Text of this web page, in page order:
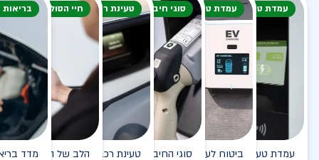
עמדת טעינה
עמדת טעינה - הסוף של
עמדת טעינה
ביטוח לעמדת טעינה ביתית
סוגי חיבור
סוגי החיבורים לטעינת רכב
טעינת רכב חשמלי
טעינת רכב חשמלי - כל מה
חיי הסוללה
הלב של הרכב